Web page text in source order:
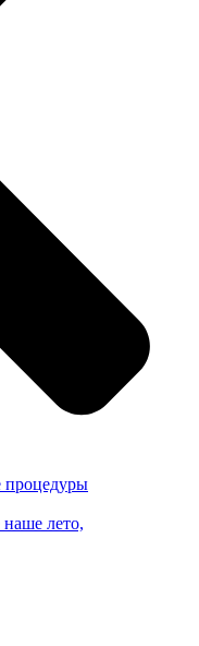
процедуры
лето,